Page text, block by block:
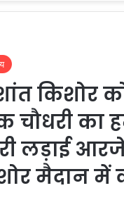
किशोर
चौधरी का
लड़ाई
मैदान में